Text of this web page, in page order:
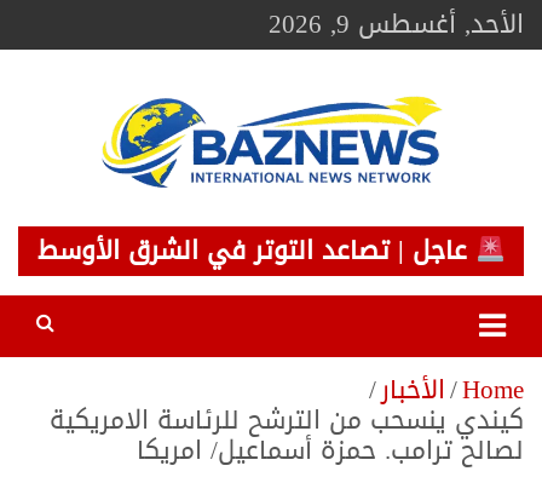
Skip
toالأحد, أغسطس 9, 2026
BAZNEWS
شبكة باز الإخبارية
عاجل | تصاعد التوتر في الشرق الأوسط
Home الأخبار
كيندي ينسحب من الترشح للرئاسة الامريكية
لصالح ترامب. حمزة أسماعيل/ امريكا